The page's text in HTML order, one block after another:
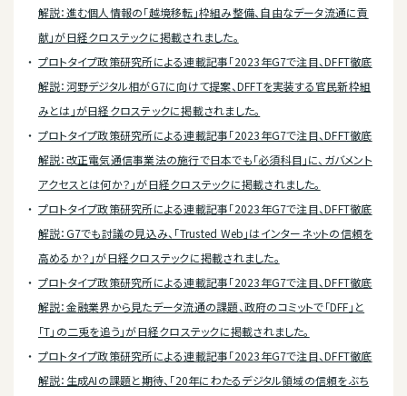
解説：進む個人情報の「越境移転」枠組み整備、自由なデータ流通に貢
献」が日経クロステックに掲載されました。
プロトタイプ政策研究所による連載記事「2023年G7で注目、DFFT徹底
解説：河野デジタル相がG7に向けて提案、DFFTを実装する官民新枠組
みとは」が日経クロステックに掲載されました。
プロトタイプ政策研究所による連載記事「2023年G7で注目、DFFT徹底
解説：改正電気通信事業法の施行で日本でも「必須科目」に、ガバメント
アクセスとは何か？」が日経クロステックに掲載されました。
プロトタイプ政策研究所による連載記事「2023年G7で注目、DFFT徹底
解説：G7でも討議の見込み、「Trusted Web」はインターネットの信頼を
高めるか？」が日経クロステックに掲載されました。
プロトタイプ政策研究所による連載記事「2023年G7で注目、DFFT徹底
解説：金融業界から見たデータ流通の課題、政府のコミットで「DFF」と
「T」の二兎を追う」が日経クロステックに掲載されました。
プロトタイプ政策研究所による連載記事「2023年G7で注目、DFFT徹底
解説：生成AIの課題と期待、「20年にわたるデジタル領域の信頼をぶち